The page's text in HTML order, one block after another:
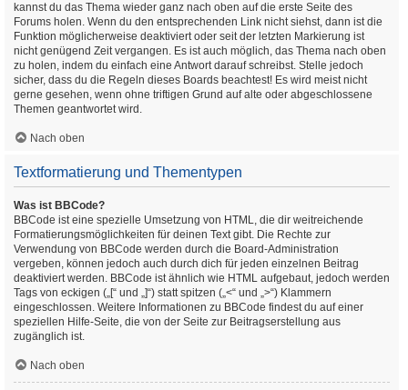
kannst du das Thema wieder ganz nach oben auf die erste Seite des
Forums holen. Wenn du den entsprechenden Link nicht siehst, dann ist die
Funktion möglicherweise deaktiviert oder seit der letzten Markierung ist
nicht genügend Zeit vergangen. Es ist auch möglich, das Thema nach oben
zu holen, indem du einfach eine Antwort darauf schreibst. Stelle jedoch
sicher, dass du die Regeln dieses Boards beachtest! Es wird meist nicht
gerne gesehen, wenn ohne triftigen Grund auf alte oder abgeschlossene
Themen geantwortet wird.
Nach oben
Textformatierung und Thementypen
Was ist BBCode?
BBCode ist eine spezielle Umsetzung von HTML, die dir weitreichende
Formatierungsmöglichkeiten für deinen Text gibt. Die Rechte zur
Verwendung von BBCode werden durch die Board-Administration
vergeben, können jedoch auch durch dich für jeden einzelnen Beitrag
deaktiviert werden. BBCode ist ähnlich wie HTML aufgebaut, jedoch werden
Tags von eckigen („[“ und „]“) statt spitzen („<“ und „>“) Klammern
eingeschlossen. Weitere Informationen zu BBCode findest du auf einer
speziellen Hilfe-Seite, die von der Seite zur Beitragserstellung aus
zugänglich ist.
Nach oben